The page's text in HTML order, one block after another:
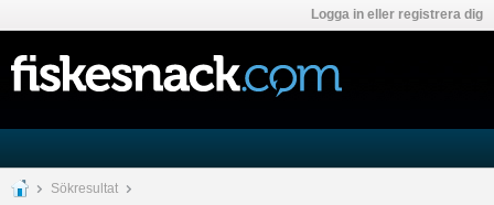
Logga in eller registrera dig
Sökresultat